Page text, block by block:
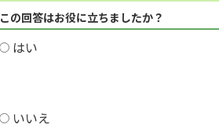
この回答はお役に立ちましたか？
はい
いいえ